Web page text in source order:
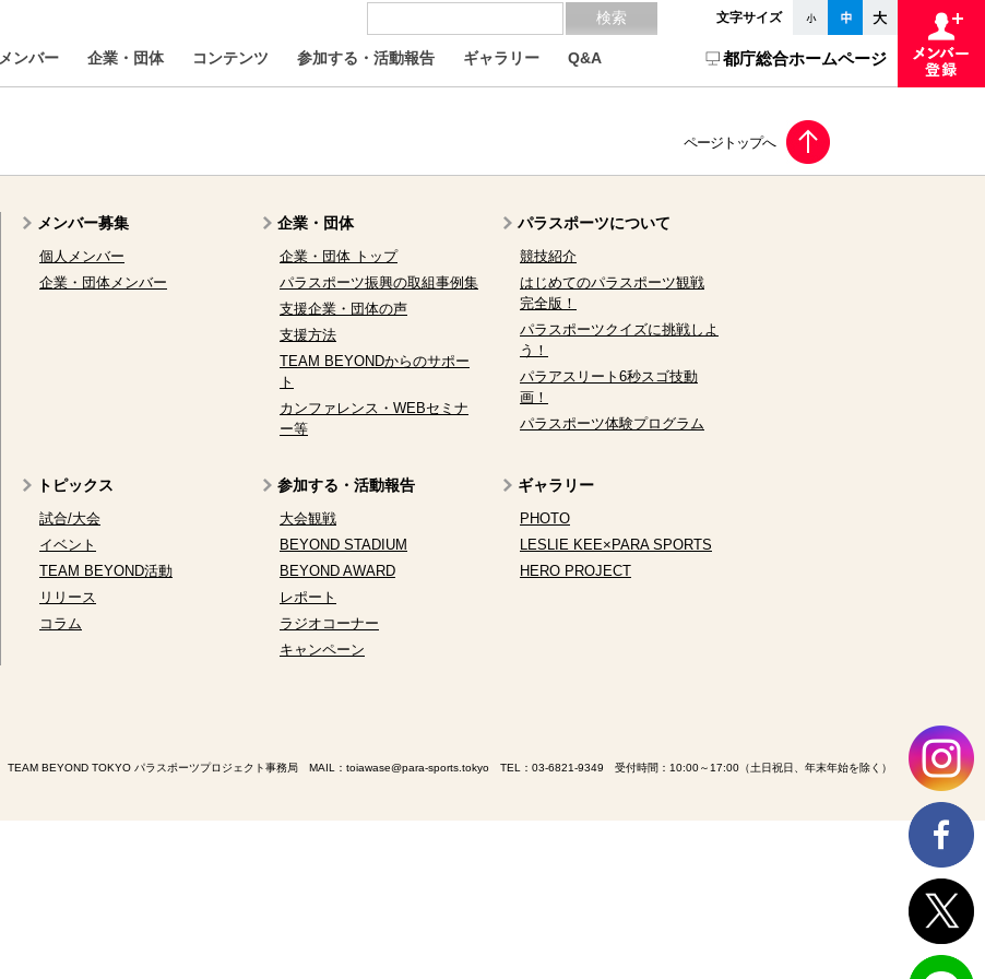
文字サイズ
メンバー 企業・団体 コンテンツ 参加する・活動報告 ギャラリー Q&A 都庁総合ホームページ
メンバー募集
個人メンバー
企業・団体メンバー
企業・団体
企業・団体 トップ
パラスポーツ振興の取組事例集
支援企業・団体の声
支援方法
TEAM BEYONDからのサポー
ト
カンファレンス・WEBセミナ
ー等
パラスポーツについて
競技紹介
はじめてのパラスポーツ観戦
完全版！
パラスポーツクイズに挑戦しよ
う！
パラアスリート6秒スゴ技動
画！
パラスポーツ体験プログラム
トピックス
試合/大会
イベント
TEAM BEYOND活動
リリース
コラム
参加する・活動報告
大会観戦
BEYOND STADIUM
BEYOND AWARD
レポート
ラジオコーナー
キャンペーン
ギャラリー
PHOTO
LESLIE KEE×PARA SPORTS
HERO PROJECT
TEAM BEYOND TOKYO パラスポーツプロジェクト事務局 MAIL： toiawase@para-sports.tokyo TEL： 03-6821-9349 受付時間：10:00～17:00（土日祝日、年末年始を除く）